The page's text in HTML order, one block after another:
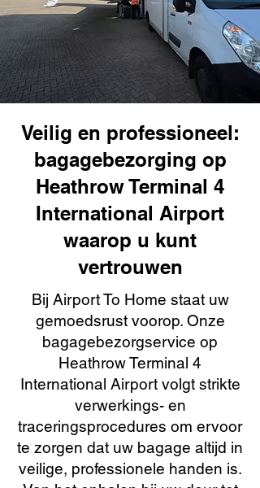
Veilig en professioneel:
bagagebezorging op
Heathrow Terminal 4
International Airport
waarop u kunt
vertrouwen
Bij Airport To Home staat uw
gemoedsrust voorop. Onze
bagagebezorgservice op
Heathrow Terminal 4
International Airport volgt strikte
verwerkings- en
traceringsprocedures om ervoor
te zorgen dat uw bagage altijd in
veilige, professionele handen is.